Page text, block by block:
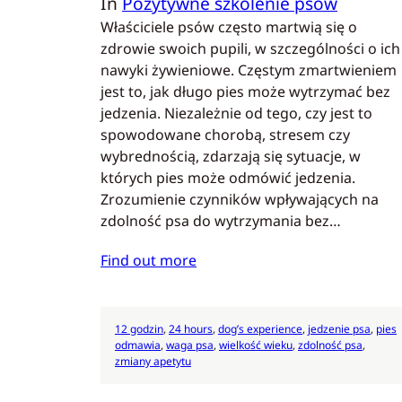
Właściciele psów często martwią się o
zdrowie swoich pupili, w szczególności o ich
nawyki żywieniowe. Częstym zmartwieniem
jest to, jak długo pies może wytrzymać bez
jedzenia. Niezależnie od tego, czy jest to
spowodowane chorobą, stresem czy
wybrednością, zdarzają się sytuacje, w
których pies może odmówić jedzenia.
Zrozumienie czynników wpływających na
zdolność psa do wytrzymania bez…
Find out more
12 godzin, 24 hours, dog’s experience, jedzenie psa, pies
odmawia, waga psa, wielkość wieku, zdolność psa
zmiany apetytu